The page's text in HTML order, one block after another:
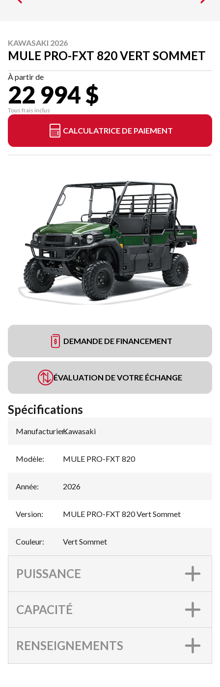
KAWASAKI 2026
MULE PRO-FXT 820 VERT SOMMET
À partir de
22 994 $
Tous frais inclus
CALCULATRICE DE PAIEMENT
DEMANDE DE FINANCEMENT
ÉVALUATION DE VOTRE ÉCHANGE
Spécifications
Manufacturier:
Kawasaki
Modèle: MULE PRO-FXT 820
Année: 2026
Version: MULE PRO-FXT 820 Vert Sommet
Couleur: Vert Sommet
PUISSANCE
CAPACITÉ
RENSEIGNEMENTS